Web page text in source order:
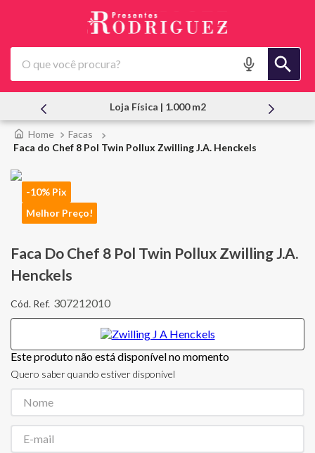
O que você procura?
Física | 1.000 m2 Atendimento
Facas
Faca do Chef 8 Pol Twin Pollux Zwilling J.A. Henckels
-10% Pix
Melhor Preço!
Faca Do Chef 8 Pol Twin Pollux Zwilling J.A.
Henckels
307212010
Este produto não está disponível no momento
Quero saber quando estiver disponível